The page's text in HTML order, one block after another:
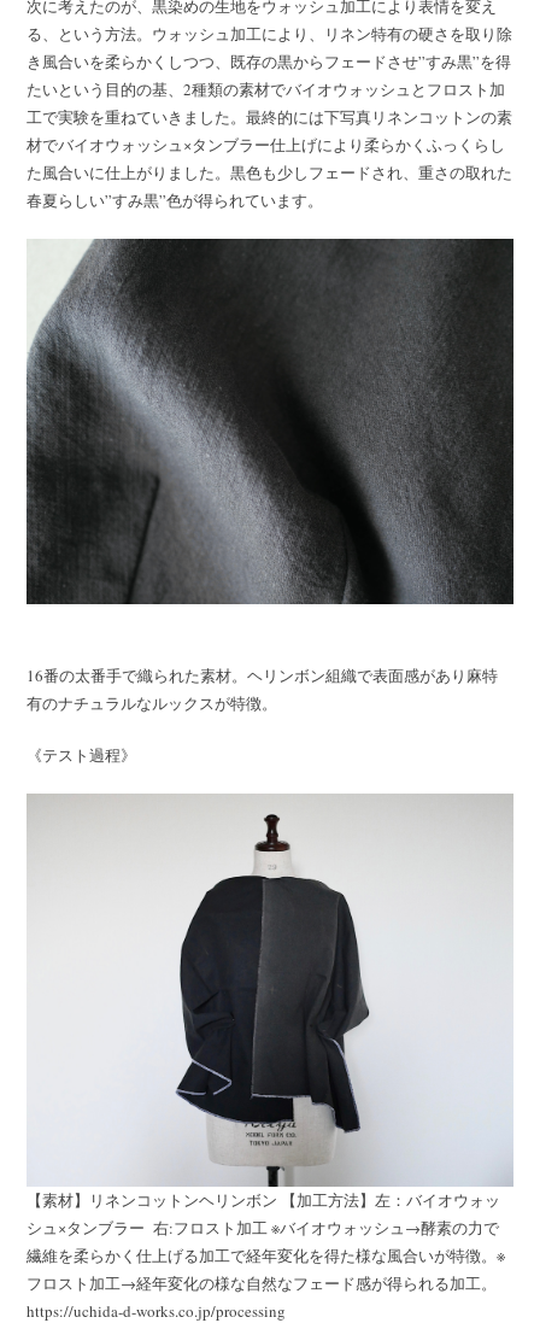
次に考えたのが、黒染めの生地をウォッシュ加工により表情を変え
る、という方法。ウォッシュ加工により、リネン特有の硬さを取り除
き風合いを柔らかくしつつ、既存の黒からフェードさせ”すみ黒”を得
たいという目的の基、2種類の素材でバイオウォッシュとフロスト加
工で実験を重ねていきました。最終的には下写真リネンコットンの素
材でバイオウォッシュ×タンブラー仕上げにより柔らかくふっくらし
た風合いに仕上がりました。黒色も少しフェードされ、重さの取れた
春夏らしい”すみ黒”色が得られています。
16番の太番手で織られた素材。ヘリンボン組織で表面感があり麻特
有のナチュラルなルックスが特徴。
《テスト過程》
【素材】リネンコットンヘリンボン 【加工方法】左：バイオウォッ
シュ×タンブラー 右:フロスト加工 ※バイオウォッシュ→酵素の力で
繊維を柔らかく仕上げる加工で経年変化を得た様な風合いが特徴。※
フロスト加工→経年変化の様な自然なフェード感が得られる加工。
https://uchida-d-works.co.jp/processing